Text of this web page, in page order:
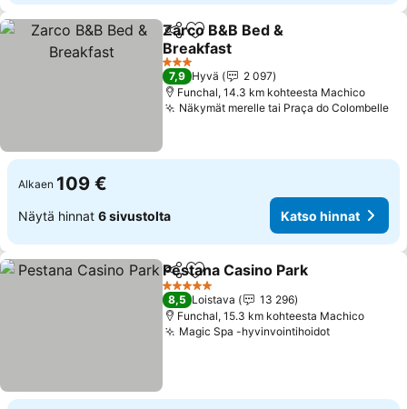
Jaa Lisää suosikkeihin
Zarco B&B Bed &
Breakfast
3 Tähtiluokitus
7,9 Hyvä
2 097
Funchal, 14.3 km kohteesta Machico
Näkymät merelle tai Praça do Colombelle
Alkaen 109 €
Näytä hinnat 6 sivustolta Katso hinnat
Jaa Lisää suosikkeihin
Pestana Casino Park
5 Tähtiluokitus
8,5 Loistava
13 296
Funchal, 15.3 km kohteesta Machico
Magic Spa -hyvinvointihoidot